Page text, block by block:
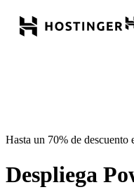
Hasta un 70% de
Despliega